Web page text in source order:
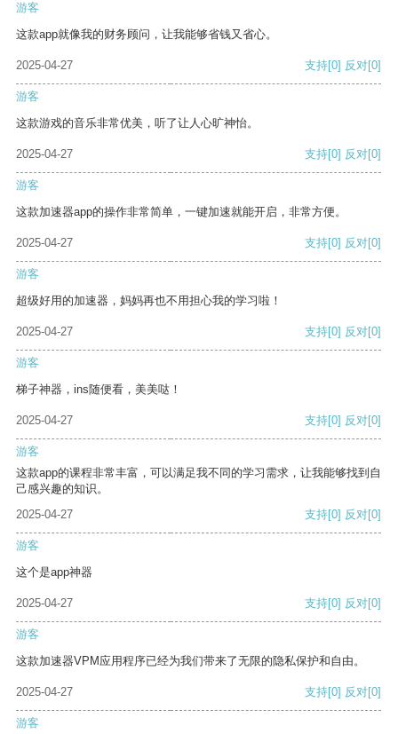
游客
这款app就像我的财务顾问，让我能够省钱又省心。
2025-04-27 支持[0] 反对[0]
游客
这款游戏的音乐非常优美，听了让人心旷神怡。
2025-04-27 支持[0] 反对[0]
游客
这款加速器app的操作非常简单，一键加速就能开启，非常方便。
2025-04-27 支持[0] 反对[0]
游客
超级好用的加速器，妈妈再也不用担心我的学习啦！
2025-04-27 支持[0] 反对[0]
游客
梯子神器，ins随便看，美美哒！
2025-04-27 支持[0] 反对[0]
游客
这款app的课程非常丰富，可以满足我不同的学习需求，让我能够找到自
己感兴趣的知识。
2025-04-27
支持[0] 反对[0]
游客
这个是app神器
2025-04-27 支持[0] 反对[0]
游客
这款加速器VPM应用程序已经为我们带来了无限的隐私保护和自由。
2025-04-27 支持[0] 反对[0]
游客